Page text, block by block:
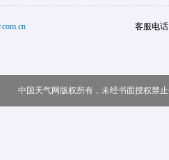
客服电
中国天气网版权所有，未经书面授权